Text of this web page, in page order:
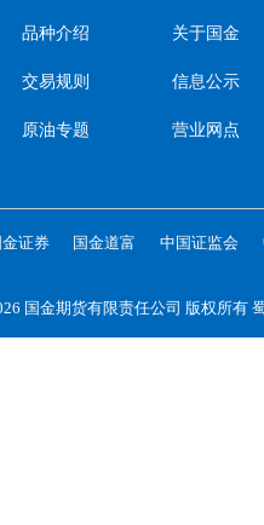
品种介绍
交易规则
原油专题
关于国金
信息公示
营业网点
金证券 国金道富 中国证监会
国金期货有限责任公司 版权所有